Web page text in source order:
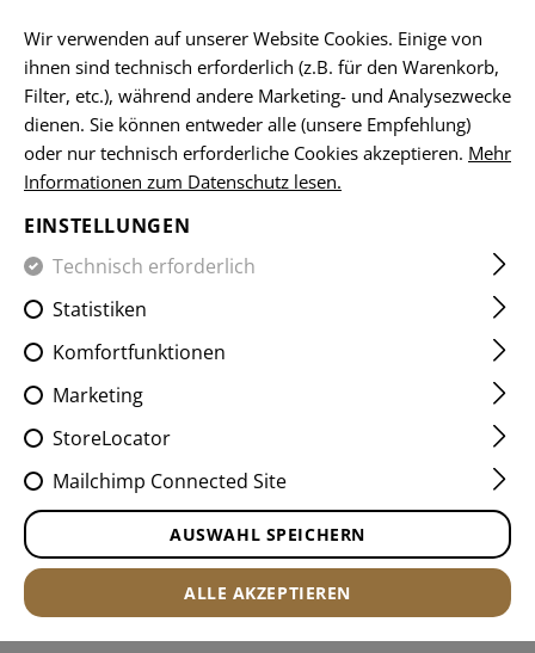
HOME SCHUSSWAFFENZUBEHÖR MÜNDUNGSGERÄTE
SHOCKWAVE PISTOL
SUPPRESSOR 9MM 13,5X1 LH
Wir verwenden auf unserer Website Cookies. Einige von
ihnen sind technisch erforderlich (z.B. für den Warenkorb,
Filter, etc.), während andere Marketing- und Analysezwecke
dienen. Sie können entweder alle (unsere Empfehlung)
oder nur technisch erforderliche Cookies akzeptieren. Mehr
Informationen zum Datenschutz lesen.
EINSTELLUNGEN
Technisch erforderlich
Statistiken
Komfortfunktionen
Marketing
StoreLocator
Mailchimp Connected Site
AUSWAHL SPEICHERN
ALLE AKZEPTIEREN